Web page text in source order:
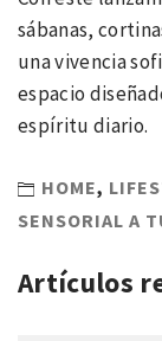
sábanas,
una vivencia
espacio
espíritu diario.
HOME,
SENSORIAL A
Artículos